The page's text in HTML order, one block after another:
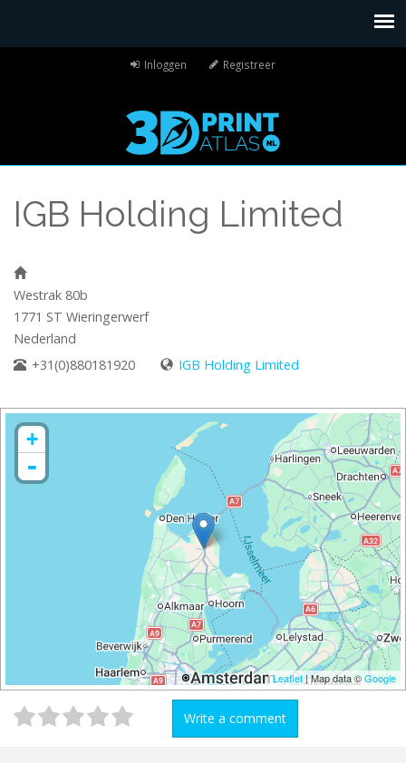
Inloggen Registreer
IGB Holding Limited
Westrak 80b
1771 ST Wieringerwerf
Nederland
+31(0)880181920
IGB Holding Limited
+
-
Leaflet| Map data ©Google
Write a comment